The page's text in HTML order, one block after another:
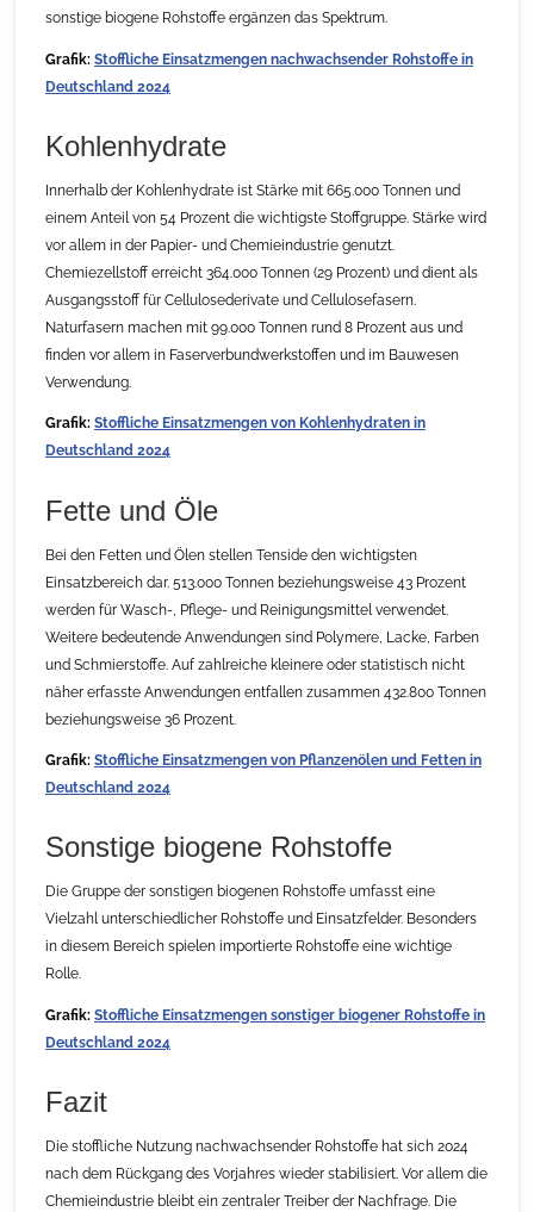
sonstige biogene Rohstoffe ergänzen das Spektrum.
Grafik:Stoffliche Einsatzmengen nachwachsender Rohstoffe in
Deutschland 2024
Kohlenhydrate
Innerhalb der Kohlenhydrate ist Stärke mit 665.000 Tonnen und
einem Anteil von 54 Prozent die wichtigste Stoffgruppe. Stärke wird
vor allem in der Papier- und Chemieindustrie genutzt.
Chemiezellstoff erreicht 364.000 Tonnen (29 Prozent) und dient als
Ausgangsstoff für Cellulosederivate und Cellulosefasern.
Naturfasern machen mit 99.000 Tonnen rund 8 Prozent aus und
finden vor allem in Faserverbundwerkstoffen und im Bauwesen
Verwendung.
Grafik:Stoffliche Einsatzmengen von Kohlenhydraten in
Deutschland 2024
Fette und Öle
Bei den Fetten und Ölen stellen Tenside den wichtigsten
Einsatzbereich dar. 513.000 Tonnen beziehungsweise 43 Prozent
werden für Wasch-, Pflege- und Reinigungsmittel verwendet.
Weitere bedeutende Anwendungen sind Polymere, Lacke, Farben
und Schmierstoffe. Auf zahlreiche kleinere oder statistisch nicht
näher erfasste Anwendungen entfallen zusammen 432.800 Tonnen
beziehungsweise 36 Prozent.
Grafik:Stoffliche Einsatzmengen von Pflanzenölen und Fetten in
Deutschland 2024
Sonstige biogene Rohstoffe
Die Gruppe der sonstigen biogenen Rohstoffe umfasst eine
Vielzahl unterschiedlicher Rohstoffe und Einsatzfelder. Besonders
in diesem Bereich spielen importierte Rohstoffe eine wichtige
Rolle.
Grafik:Stoffliche Einsatzmengen sonstiger biogener Rohstoffe in
Deutschland 2024
Fazit
Die stoffliche Nutzung nachwachsender Rohstoffe hat sich 2024
nach dem Rückgang des Vorjahres wieder stabilisiert. Vor allem die
Chemieindustrie bleibt ein zentraler Treiber der Nachfrage. Die